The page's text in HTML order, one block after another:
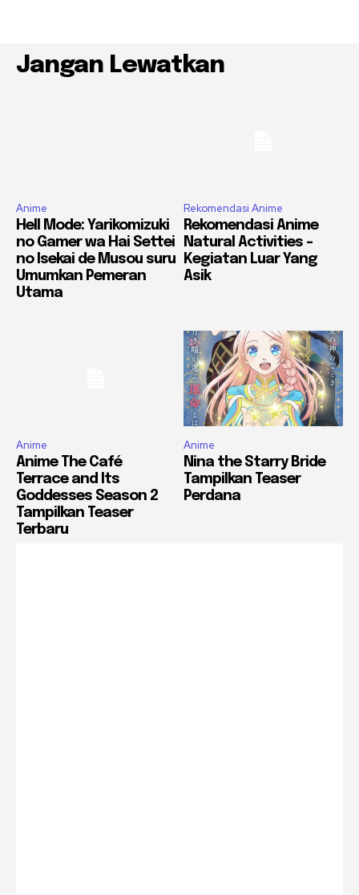
Jangan Lewatkan
Anime
Hell Mode: Yarikomizuki
no Gamer wa Hai Settei
no Isekai de Musou suru
Umumkan Pemeran
Utama
Rekomendasi Anime
Rekomendasi Anime
Natural Activities –
Kegiatan Luar Yang
Asik
Anime
Anime The Café
Terrace and Its
Goddesses Season 2
Tampilkan Teaser
Terbaru
Anime
Nina the Starry Bride
Tampilkan Teaser
Perdana